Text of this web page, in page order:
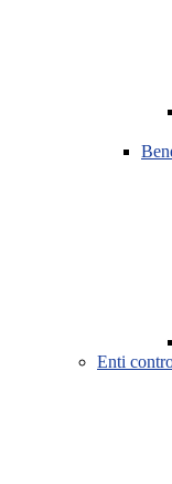
Enti